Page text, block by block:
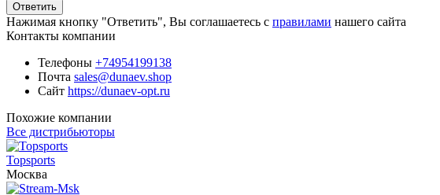
Ответить
Нажимая кнопку "Ответить", Вы соглашаетесь с правилами нашего сайта
Контакты компании
Телефоны +74954199138
Почта sales@dunaev.shop
Сайт https://dunaev-opt.ru
Похожие компании
Все дистрибьюторы
Topsports
Москва